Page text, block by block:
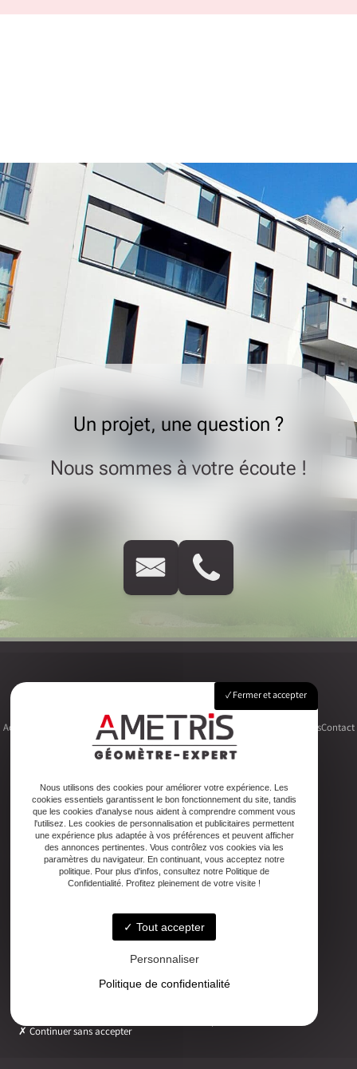
Un projet, une question ?
Nous sommes à votre écoute !
Accueil FoncierUrbanismeCopropriétéTopographie Autres activitésContact
Adresse
2ter Cour Xavier Moreau, 33720 Podensac
Téléphone
05 56 27 26 08
Email
ludovic.chiarami@geometre-expert.fr
Lundi - Vendredi : 08:30–12:30 / 13:30–18:00
Fermer et accepter
Nous utilisons des cookies pour améliorer votre expérience. Les
cookies essentiels garantissent le bon fonctionnement du site, tandis
que les cookies d'analyse nous aident à comprendre comment vous
l'utilisez. Les cookies de personnalisation et publicitaires permettent
une expérience plus adaptée à vos préférences et peuvent afficher
des annonces pertinentes. Vous contrôlez vos cookies via les
paramètres du navigateur. En continuant, vous acceptez notre
politique. Pour plus d'infos, consultez notre Politique de
Confidentialité. Profitez pleinement de votre visite !
Tout accepter
Personnaliser
Politique de confidentialité
Continuer sans accepter